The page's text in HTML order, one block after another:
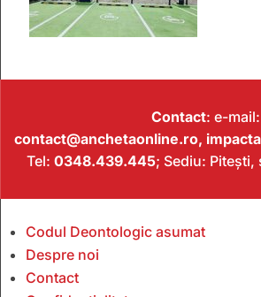
Contact: e-mail:
contact@anchetaonline.ro,
Tel: 0348.439.445; Sediu: Pitești,
Codul Deontologic asumat
Despre noi
Contact